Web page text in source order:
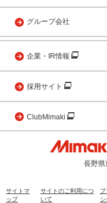
グループ会社
企業・IR情報
採用サイト
ClubMimaki
長野県
サイトマ
ップ
サイトのご利用につ
いて
シ